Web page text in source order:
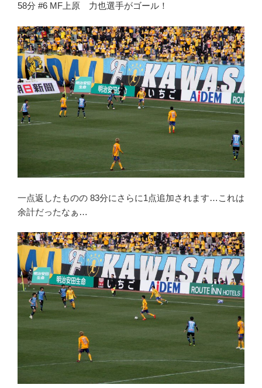
58分 #6 MF上原 力也選手がゴール！
一点返したものの 83分にさらに1点追加されます…これは
余計だったなぁ…